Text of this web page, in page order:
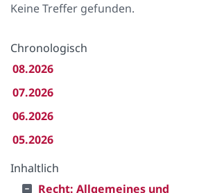
Keine Treffer gefunden.
Chronologisch
08.2026
07.2026
06.2026
05.2026
Inhaltlich
Recht: Allgemeines und